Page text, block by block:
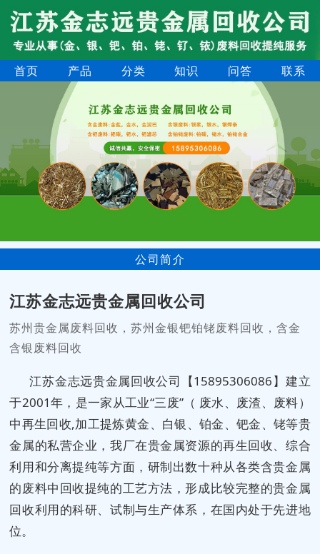
首页 产品 分类 知识 问答 联系
公司简介
江苏金志远贵金属回收公司
苏州贵金属废料回收，苏州金银钯铂铑废料回收，含金
含银废料回收
江苏金志远贵金属回收公司【15895306086】建立
于2001年，是一家从工业“三废”（ 废水、废渣、废料）
中再生回收,加工提炼黄金、白银、铂金、钯金、铑等贵
金属的私营企业，我厂在贵金属资源的再生回收、综合
利用和分离提纯等方面，研制出数十种从各类含贵金属
的废料中回收提纯的工艺方法，形成比较完整的贵金属
回收利用的科研、试制与生产体系，在国内处于先进地
位。